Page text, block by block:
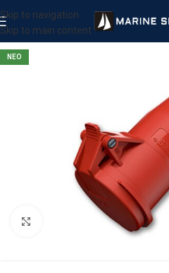
Skip to navigation
Skip to main content
ΝΕΟ